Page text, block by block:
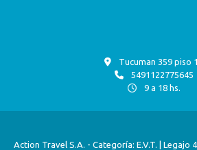
Tucuman 359 piso
5491122775645
9 a 18 hs.
Action Travel S.A. - Categoría: E.V.T. | Legajo